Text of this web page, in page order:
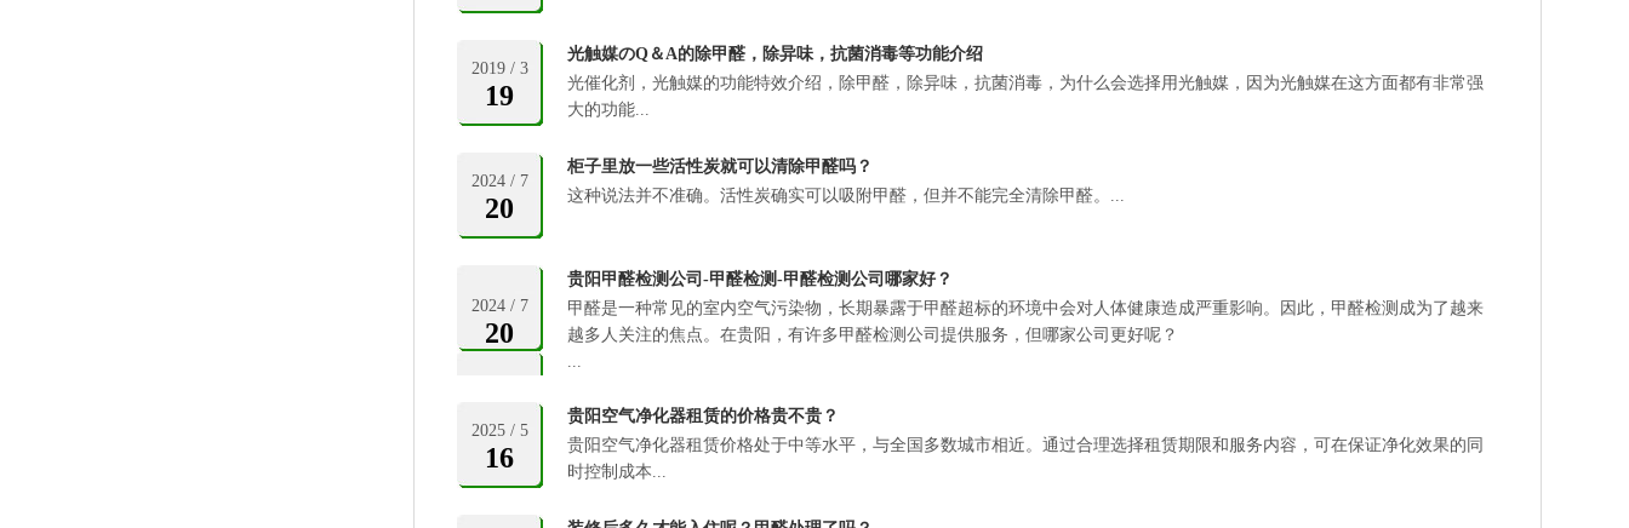
2019 / 3
19
光触媒のQ＆A的除甲醛，除异味，抗菌消毒等功能介绍
光催化剂，光触媒的功能特效介绍，除甲醛，除异味，抗菌消毒，为什么会选择用光触媒，因为光触媒在这方面都有非常强
大的功能...
2024 / 7
20
柜子里放一些活性炭就可以清除甲醛吗？
这种说法并不准确。活性炭确实可以吸附甲醛，但并不能完全清除甲醛。...
2024 / 7
20
贵阳甲醛检测公司-甲醛检测-甲醛检测公司哪家好？
甲醛是一种常见的室内空气污染物，长期暴露于甲醛超标的环境中会对人体健康造成严重影响。因此，甲醛检测成为了越来
越多人关注的焦点。在贵阳，有许多甲醛检测公司提供服务，但哪家公司更好呢？
...
2025 / 5
16
贵阳空气净化器租赁的价格贵不贵？
贵阳空气净化器租赁价格处于中等水平，与全国多数城市相近。通过合理选择租赁期限和服务内容，可在保证净化效果的同
时控制成本...